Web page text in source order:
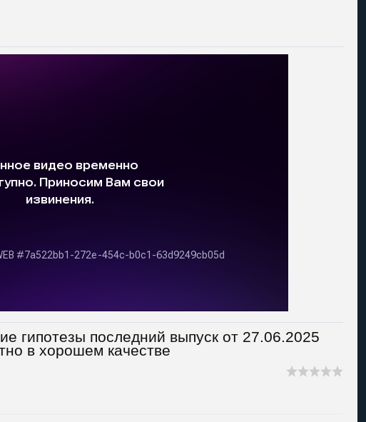
гипотезы последний выпуск от 27.06.2025
в хорошем качестве